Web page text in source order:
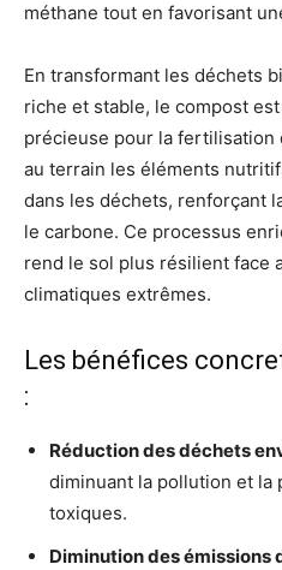
méthane tout en favorisant
En transformant les déchets
riche et stable, le compost
précieuse pour la fertilisation
au terrain les éléments
dans les déchets, renforçant
le carbone. Ce processus
rend le sol plus résilient face
climatiques extrêmes.
Les bénéfices
:
Réduction des déchets
diminuant la pollution et la
toxiques.
Diminution des émissions